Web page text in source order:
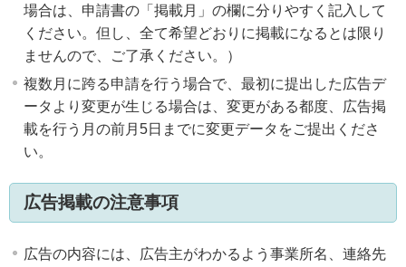
場合は、申請書の「掲載月」の欄に分りやすく記入して
ください。但し、全て希望どおりに掲載になるとは限り
ませんので、ご了承ください。）
複数月に跨る申請を行う場合で、最初に提出した広告デ
ータより変更が生じる場合は、変更がある都度、広告掲
載を行う月の前月5日までに変更データをご提出くださ
い。
広告掲載の注意事項
広告の内容には、広告主がわかるよう事業所名、連絡先